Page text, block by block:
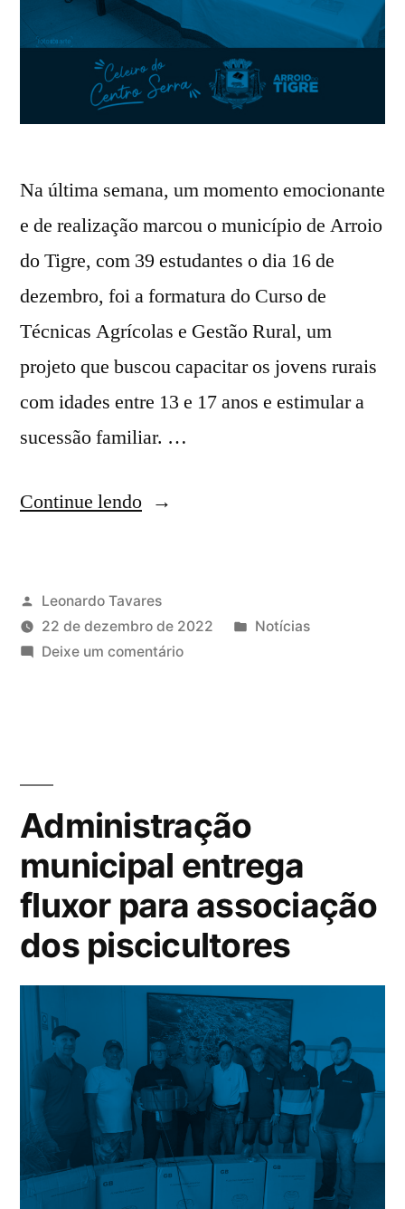
Na última semana, um momento emocionante
e de realização marcou o município de Arroio
do Tigre, com 39 estudantes o dia 16 de
dezembro, foi a formatura do Curso de
Técnicas Agrícolas e Gestão Rural, um
projeto que buscou capacitar os jovens rurais
com idades entre 13 e 17 anos e estimular a
sucessão familiar. …
Continue lendo
Leonardo Tavares
22 de dezembro de 2022
Notícias
Deixe um comentário
Administração
municipal entrega
fluxor para associação
dos piscicultores